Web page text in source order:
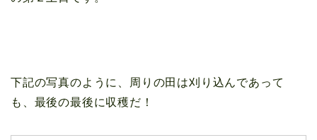
下記の写真のように、周りの田は刈り込んであって
も、最後の最後に収穫だ！